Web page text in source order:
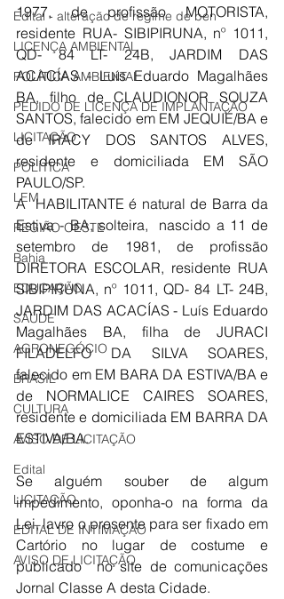
Edital - alteração de regime de ben
LICENÇA AMBIENTAL
POLÍTICA AMBIENTAL
PEDIDO DE LICENÇA DE IMPLANTAÇÃO
LICITAÇÃO
POLÍTICA
LEM
REGIÃO OESTE
Bahia
EDUCAÇÃO
SAÚDE
AGRONEGÓCIO
BRASIL
CULTURA
AVISO DE LICITAÇÃO
Edital
LICITAÇÃO
EDITAL DE INTIMAÇÃO
AVISO DE LICITAÇÃO
1977, de profissão MOTORISTA,
residente RUA- SIBIPIRUNA, nº 1011,
QD- 84 LT- 24B, JARDIM DAS
ACACÍAS - Luís Eduardo Magalhães
BA, filho de CLAUDIONOR SOUZA
SANTOS, falecido em EM JEQUIÉ/BA e
de IRACY DOS SANTOS ALVES,
residente e domiciliada EM SÃO
PAULO/SP.
A  HABILITANTE é natural de Barra da
Estiva - BA, solteira,  nascido a 11 de
setembro de 1981, de profissão
DIRETORA ESCOLAR, residente RUA
SIBIPIRUNA, nº 1011, QD- 84 LT- 24B,
JARDIM DAS ACACÍAS - Luís Eduardo
Magalhães BA, filha de JURACI
FILADELFO DA SILVA SOARES,
falecido em EM BARA DA ESTIVA/BA e
de NORMALICE CAIRES SOARES,
residente e domiciliada EM BARRA DA
ESTIVA/BA.
Se alguém souber de algum
impedimento, oponha-o na forma da
Lei, lavro o presente para ser fixado em
Cartório no lugar de costume e
publicado  no site de comunicações
Jornal Classe A desta Cidade.